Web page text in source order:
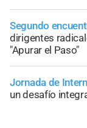
Segundo
dirigentes
"Apurar el Paso"
Jornada de
un desafío